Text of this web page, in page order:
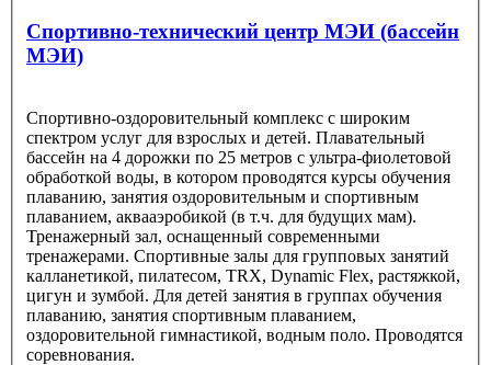
Спортивно-технический центр МЭИ (бассейн
МЭИ)
Спортивно-оздоровительный комплекс с широким
спектром услуг для взрослых и детей. Плавательный
бассейн на 4 дорожки по 25 метров с ультра-фиолетовой
обработкой воды, в котором проводятся курсы обучения
плаванию, занятия оздоровительным и спортивным
плаванием, аквааэробикой (в т.ч. для будущих мам).
Тренажерный зал, оснащенный современными
тренажерами. Спортивные залы для групповых занятий
калланетикой, пилатесом, TRX, Dynamic Flex, растяжкой,
цигун и зумбой. Для детей занятия в группах обучения
плаванию, занятия спортивным плаванием,
оздоровительной гимнастикой, водным поло. Проводятся
соревнования.